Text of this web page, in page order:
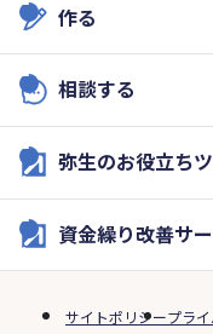
作る
相談する
弥生のお役立ち
資金繰り改善サ
サイトポリシープラ